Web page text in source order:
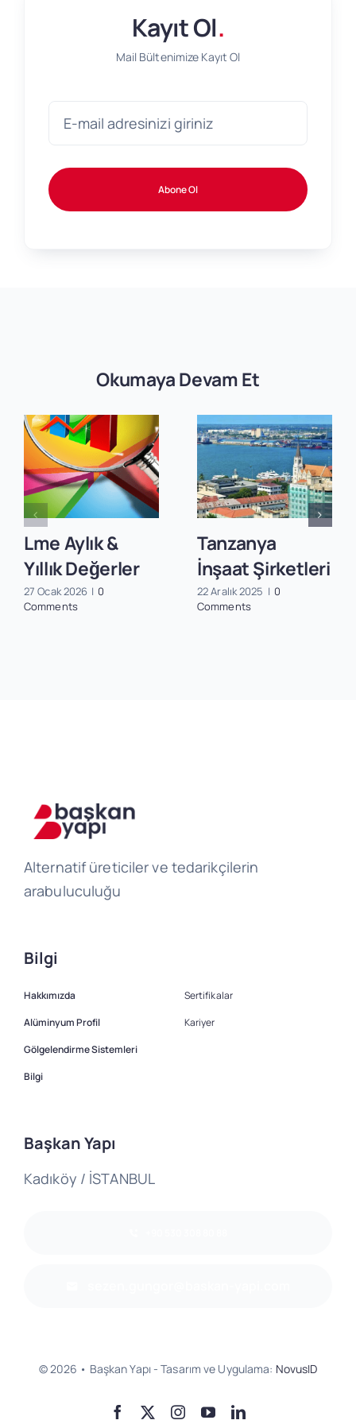
Kayıt Ol.
Mail Bültenimize Kayıt Ol
Abone Ol
Okumaya Devam Et
Lme Aylık &
Yıllık Değerler
27 Ocak 2026 | 0
Comments
Tanzanya
İnşaat Şirketleri
22 Aralık 2025 | 0
Comments
Alternatif üreticiler ve tedarikçilerin
arabuluculuğu
Bilgi
Hakkımızda
Alüminyum Profil
Gölgelendirme Sistemleri
Bilgi
Sertifikalar
Kariyer
Başkan Yapı
Kadıköy / İSTANBUL
© 2026 • Başkan Yapı - Tasarım ve Uygulama: NovusID